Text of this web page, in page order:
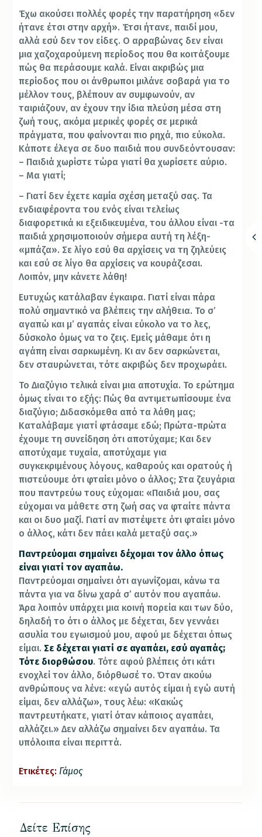
Έχω ακούσει πολλές φορές την παρατήρηση «δεν
ήτανε έτσι στην αρχή». Έτσι ήτανε, παιδί μου,
αλλά εσύ δεν τον είδες. Ο αρραβώνας δεν είναι
μια χαζοχαρούμενη περίοδος που θα κοιτάξουμε
πώς θα περάσουμε καλά. Είναι ακριβώς μια
περίοδος που οι άνθρωποι μιλάνε σοβαρά για το
μέλλον τους, βλέπουν αν συμφωνούν, αν
ταιριάζουν, αν έχουν την ίδια πλεύση μέσα στη
ζωή τους, ακόμα μερικές φορές σε μερικά
πράγματα, που φαίνονται πιο ρηχά, πιο εύκολα.
Κάποτε έλεγα σε δυο παιδιά που συνδεόντουσαν:
– Παιδιά χωρίστε τώρα γιατί θα χωρίσετε αύριο.
– Μα γιατί;
– Γιατί δεν έχετε καμία σχέση μεταξύ σας. Τα
ενδιαφέροντα του ενός είναι τελείως
διαφορετικά κι εξειδικευμένα, του άλλου είναι -τα
παιδιά χρησιμοποιούν σήμερα αυτή τη λέξη-
«μπάζα». Σε λίγο εσύ θα αρχίσεις να τη ζηλεύεις
και εσύ σε λίγο θα αρχίσεις να κουράζεσαι.
Λοιπόν, μην κάνετε λάθη!
Ευτυχώς κατάλαβαν έγκαιρα. Γιατί είναι πάρα
πολύ σημαντικό να βλέπεις την αλήθεια. Το σ’
αγαπώ και μ’ αγαπάς είναι εύκολο να το λες,
δύσκολο όμως να το ζεις. Εμείς μάθαμε ότι η
αγάπη είναι σαρκωμένη. Κι αν δεν σαρκώνεται,
δεν σταυρώνεται, τότε ακριβώς δεν προχωράει.
Το Διαζύγιο τελικά είναι μια αποτυχία. Το ερώτημα
όμως είναι το εξής: Πώς θα αντιμετωπίσουμε ένα
διαζύγιο; Διδασκόμεθα από τα λάθη μας;
Καταλάβαμε γιατί φτάσαμε εδώ; Πρώτα-πρώτα
έχουμε τη συνείδηση ότι αποτύχαμε; Και δεν
αποτύχαμε τυχαία, αποτύχαμε για
συγκεκριμένους λόγους, καθαρούς και ορατούς ή
πιστεύουμε ότι φταίει μόνο ο άλλος; Στα ζευγάρια
που παντρεύω τους εύχομαι: «Παιδιά μου, σας
εύχομαι να μάθετε στη ζωή σας να φταίτε πάντα
και οι δυο μαζί. Γιατί αν πιστέψετε ότι φταίει μόνο
ο άλλος, κάτι δεν πάει καλά μεταξύ σας.»
Παντρεύομαι σημαίνει δέχομαι τον άλλο όπως
είναι γιατί τον αγαπάω.
Παντρεύομαι σημαίνει ότι αγωνίζομαι, κάνω τα
πάντα για να δίνω χαρά σ’ αυτόν που αγαπάω.
Άρα λοιπόν υπάρχει μια κοινή πορεία και των δύο,
δηλαδή το ότι ο άλλος με δέχεται, δεν γεννάει
ασυλία του εγωισμού μου, αφού με δέχεται όπως
είμαι. Σε δέχεται γιατί σε αγαπάει, εσύ αγαπάς;
Τότε διορθώσου. Τότε αφού βλέπεις ότι κάτι
ενοχλεί τον άλλο, διόρθωσέ το. Όταν ακούω
ανθρώπους να λένε: «εγώ αυτός είμαι ή εγώ αυτή
είμαι, δεν αλλάζω», τους λέω: «Κακώς
παντρευτήκατε, γιατί όταν κάποιος αγαπάει,
αλλάζει.» Δεν αλλάζω σημαίνει δεν αγαπάω. Τα
υπόλοιπα είναι περιττά.
Ετικέτες: Γάμος
Δείτε Επίσης